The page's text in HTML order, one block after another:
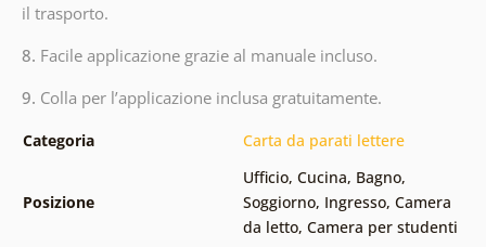
il trasporto.
8. Facile applicazione grazie al manuale incluso.
9. Colla per l’applicazione inclusa gratuitamente.
Categoria Carta da parati lettere
Posizione
Ufficio, Cucina, Bagno,
Soggiorno, Ingresso, Camera
da letto, Camera per studenti